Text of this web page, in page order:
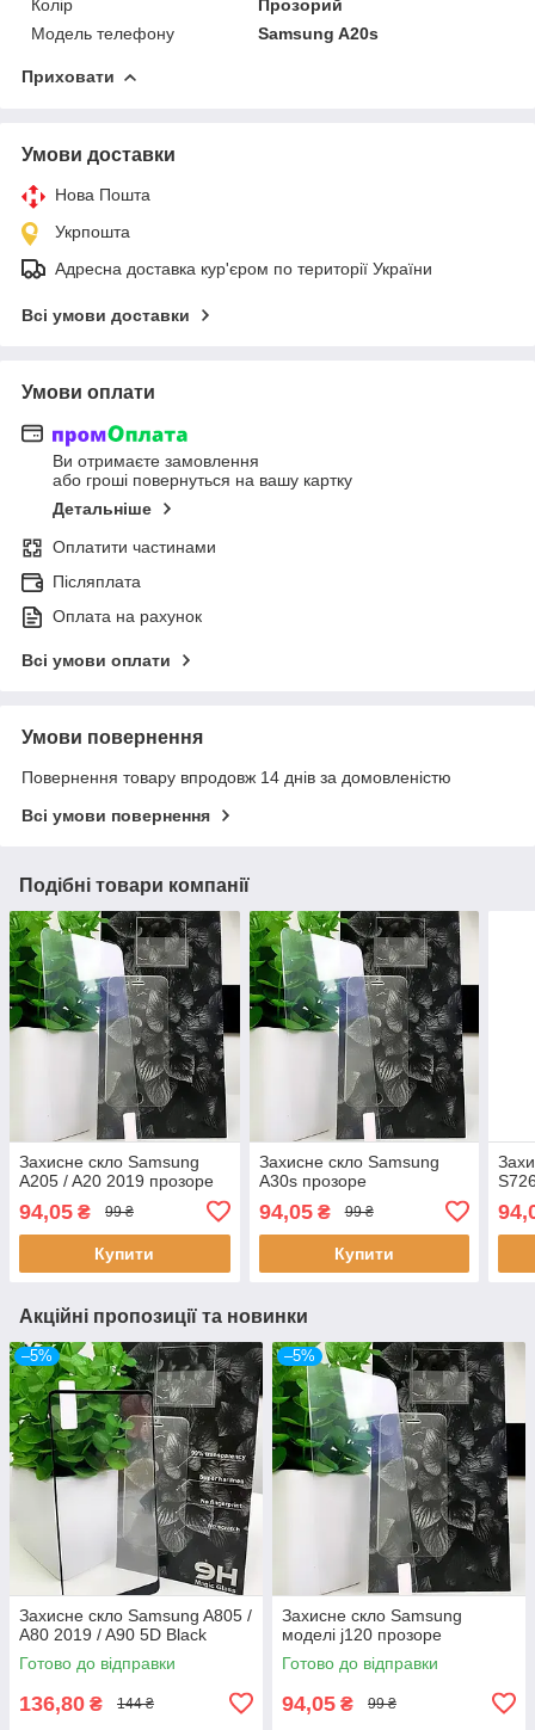
Колір
Прозорий
Модель телефону
Samsung A20s
Приховати
Умови доставки
Нова Пошта
Укрпошта
Адресна доставка кур'єром по території України
Всі умови доставки
Умови оплати
Ви отримаєте замовлення
або гроші повернуться на вашу картку
Детальніше
Оплатити частинами
Післяплата
Оплата на рахунок
Всі умови оплати
Умови повернення
Повернення товару впродовж 14 днів за домовленістю
Всі умови повернення
Подібні товари компанії
Захисне скло Samsung
A205 / A20 2019 прозоре
94,05 ₴ 99 ₴
Купити
Захисне скло Samsung
A30s прозоре
94,05₴ 99 ₴
Купити
Акційні пропозиції та новинки
–5%
Захисне скло Samsung A805 /
A80 2019 / A90 5D Black
Готово до відправки
136,80 ₴ 144 ₴
–5%
Захисне скло Samsung
моделі j120 прозоре
Готово до відправки
94,05 ₴ 99 ₴